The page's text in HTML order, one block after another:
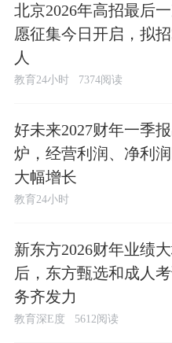
北京2026年高招最后
愿征集今日开启，拟
人
教育24小时 7374阅读
好未来2027财年一季
炉，经营利润、净利
大幅增长
教育24小时
新东方2026财年业绩
后，东方甄选和成人
务齐发力
教育深E度 5612阅读